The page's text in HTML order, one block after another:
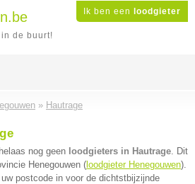
Ik ben een loodgieter
de buurt!
» Hautrage
nog geen loodgieters in Hautrage. Dit
Henegouwen ( loodgieter Henegouwen).
postcode in voor de dichtstbijzijnde